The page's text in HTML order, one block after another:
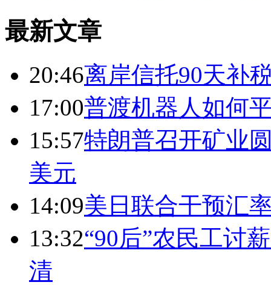
最新文章
20:46离岸信托90天补
17:00普渡机器人如何
15:57特朗普召开矿业
美元
14:09美日联合干预汇
13:32“90后”农民工讨
清